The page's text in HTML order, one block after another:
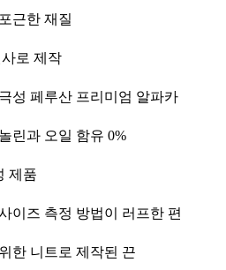
근한 재질
로 제작
성 페루산 프리미엄 알파카
린과 오일 함유 0%
제품
이즈 측정 방법이 러프한 편
한 니트로 제작된 끈